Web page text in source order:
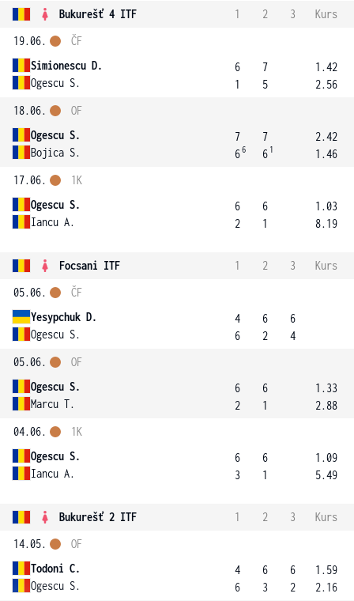
Bukurešť 4 ITF 1 2 3
Kurs
19.06.
Simionescu D.
Ogescu S.
ČF
6
1
7
5
1.42
2.56
18.06.
Ogescu S.
Bojica S.
OF
7
66
7
6 1
2.42
1.46
17.06.
Ogescu S.
Iancu A.
1K
6
2
6
1
1.03
8.19
Focsani ITF 1 2 3
Kurs
05.06.
Yesypchuk D.
Ogescu S.
ČF
4
6
6
2
6
4
05.06.
Ogescu S.
Marcu T.
OF
6
2
6
1
1.33
2.88
04.06.
Ogescu S.
Iancu A.
1K
6
3
6
1
1.09
5.49
Bukurešť 2 ITF 1 2 3
Kurs
14.05.
Todoni C.
Ogescu S.
OF
4
6
6
3
6
2
1.59
2.16